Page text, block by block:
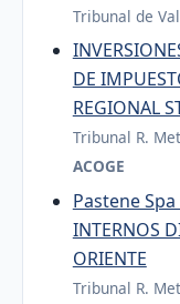
Tribunal de
DE
REGIONAL
Tribunal R.
ACOGE
Pastene Spa
INTERNOS
ORIENTE
Tribunal R.